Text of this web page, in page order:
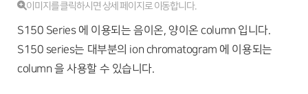
이미지를 클릭하시면 상세 페이지로 이동합니다.
S150 Series 에 이용되는 음이온, 양이온 column 입니다.
S150 series는 대부분의 ion chromatogram 에 이용되는
column 을 사용할 수 있습니다.